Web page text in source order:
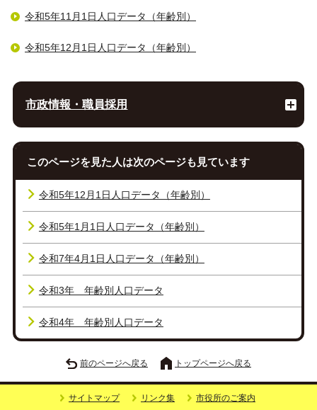
令和5年11月1日人口データ（年齢別）
令和5年12月1日人口データ（年齢別）
市政情報・職員採用
このページを見た人は次のページも見ています
令和5年12月1日人口データ（年齢別）
令和5年1月1日人口データ（年齢別）
令和7年4月1日人口データ（年齢別）
令和3年 年齢別人口データ
令和4年 年齢別人口データ
前のページへ戻る トップページへ戻る
サイトマップ リンク集 市役所のご案内